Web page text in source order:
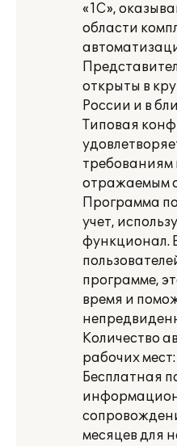
«1С»,
области
открыты в
России и в
Типовая
требованиям
отражаемым
Программа
учет,
функционал.
программе,
время и
Количество
рабочих
Бесплатная
месяцев для